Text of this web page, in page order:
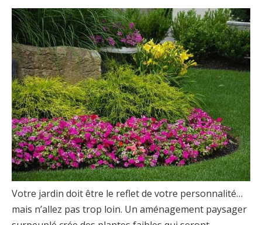
Votre jardin doit être le reflet de votre personnalité…
mais n’allez pas trop loin. Un aménagement paysager